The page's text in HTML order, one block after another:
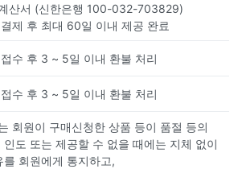
산서 (신한은행 100-032-703829)
제 후 최대 60일 이내 제공 완료
수 후 3 ~ 5일 이내 환불 처리
수 후 3 ~ 5일 이내 환불 처리
회원이 구매신청한 상품 등이 품절 등의
인도 또는 제공할 수 없을 때에는 지체 없이
를 회원에게 통지하고,